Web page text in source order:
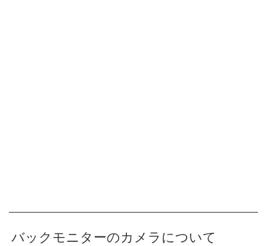
バックモニターのカメラについて